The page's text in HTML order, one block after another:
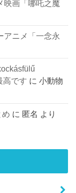
映画「哪吒之魔
アニメ「一念永
高です に小動物
め に 匿名 より